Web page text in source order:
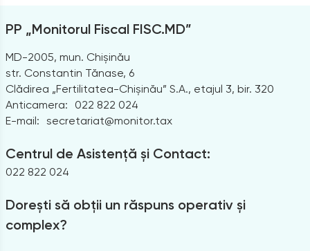
PP „Monitorul Fiscal FISC.MD”
MD-2005, mun. Chișinău
str. Constantin Tănase, 6
Clădirea „Fertilitatea-Chișinău” S.A., etajul 3, bir. 320
Anticamera:
022 822 024
E-mail: secretariat@monitor.tax
Centrul de Asistență și Contact:
022 822 024
Dorești să obții un răspuns operativ și
complex?